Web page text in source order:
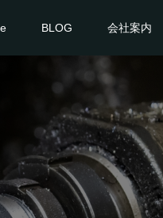
BLOG 会社案内